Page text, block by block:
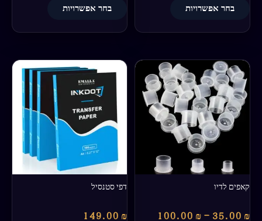
בחר אפשרויות בחר אפשרויות
קאפים לדיו
35.00 ₪
–
100.00 ₪
טווח
מחירים:
עד
למוצר
זה
יש
מספר
סוגים.
ניתן
את
האפשרויות
דפי סטנסיל
149.00 ₪